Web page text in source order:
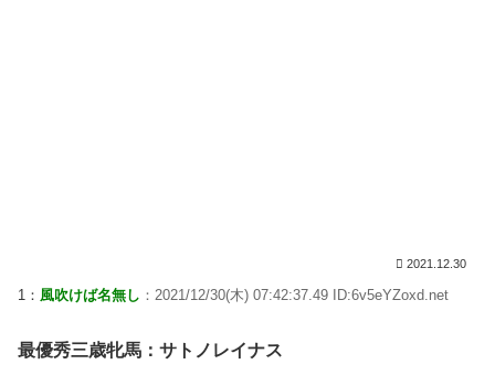
2021.12.30
1： 風吹けば名無し ：2021/12/30(木) 07:42:37.49 ID:6v5eYZoxd.net
最優秀三歳牝馬：サトノレイナス